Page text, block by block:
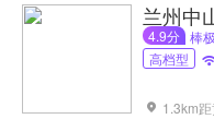
兰州中
4.9分 棒
高档型
 1.3km